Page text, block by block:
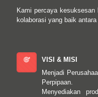
Kami percaya
kolaborasi yang baik
VISI & MISI
Menjadi
Perpipaan.
Menyediakan